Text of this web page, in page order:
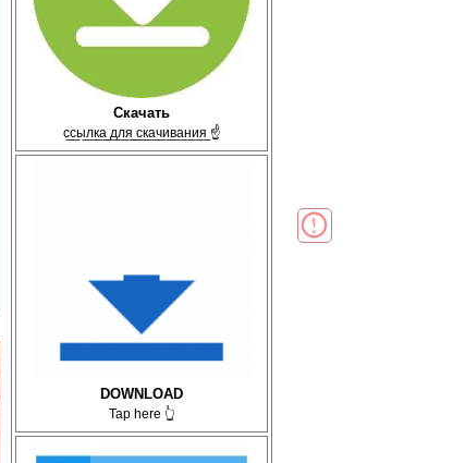
Скачать
с̲с̲ы̲л̲к̲а̲ ̲д̲л̲я̲ ̲с̲к̲а̲ч̲и̲в̲а̲н̲и̲я̲ ☝
DOWNLOAD
Tap here 👆